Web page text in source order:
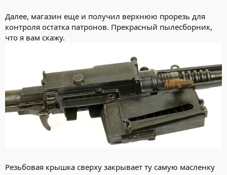
Далее, магазин еще и получил верхнюю прорезь для
контроля остатка патронов. Прекрасный пылесборник,
что я вам скажу.
Резьбовая крышка сверху закрывает ту самую масленку